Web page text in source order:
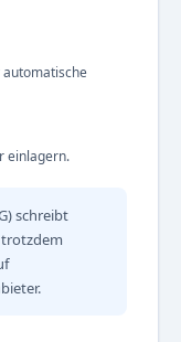
einlagern.
schreibt